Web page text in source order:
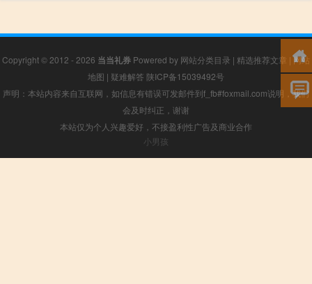
Copyright © 2012 - 2026 当当礼券 Powered by 网站分类目录 | 精选推荐文章 |网站
地图 | 疑难解答 陕ICP备15039492号
声明：本站内容来自互联网，如信息有错误可发邮件到f_fb#foxmail.com说明，我们
会及时纠正，谢谢
本站仅为个人兴趣爱好，不接盈利性广告及商业合作
小男孩